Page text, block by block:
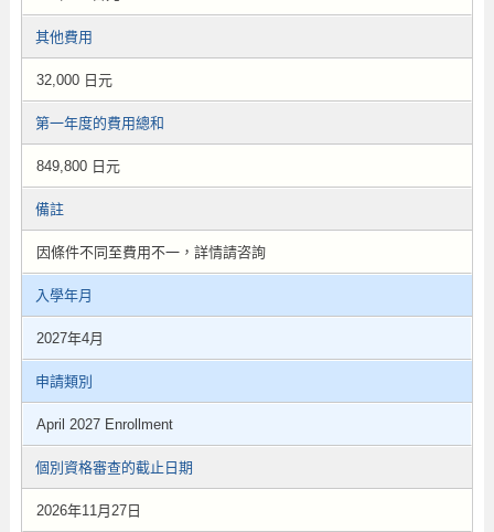
其他費用
32,000 日元
第一年度的費用總和
849,800 日元
備註
因條件不同至費用不一，詳情請咨詢
入學年月
2027年4月
申請類別
April 2027 Enrollment
個別資格審查的截止日期
2026年11月27日